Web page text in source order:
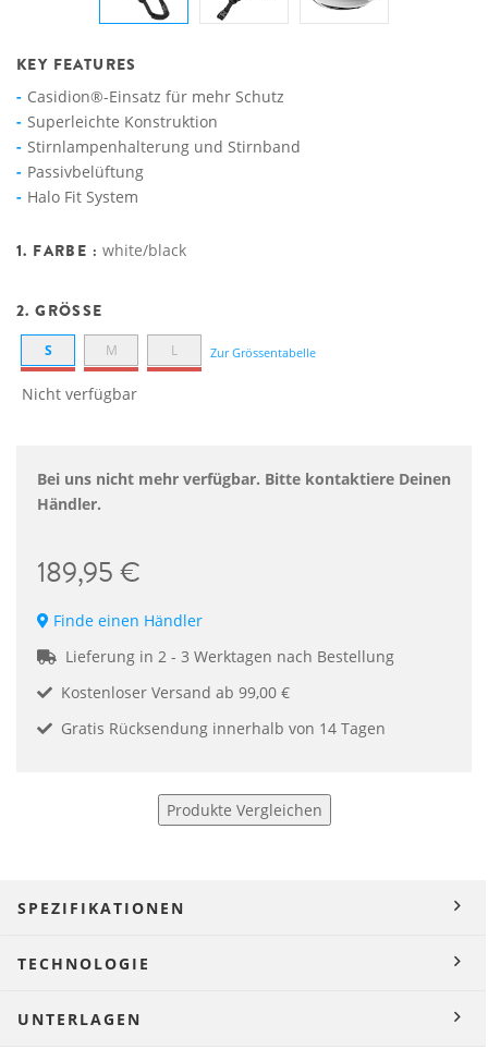
KEY FEATURES
Casidion®-Einsatz für mehr Schutz
Superleichte Konstruktion
Stirnlampenhalterung und Stirnband
Passivbelüftung
Halo Fit System
1. FARBE :white/black
2. GRÖSSE
S M L Zur Grössentabelle
Nicht verfügbar
Bei uns nicht mehr verfügbar. Bitte kontaktiere Deinen
Händler.
189,95 €
Finde einen Händler
Lieferung in 2 - 3 Werktagen nach Bestellung
Kostenloser Versand ab 99,00 €
Gratis Rücksendung innerhalb von 14 Tagen
Produkte Vergleichen
SPEZIFIKATIONEN
TECHNOLOGIE
UNTERLAGEN